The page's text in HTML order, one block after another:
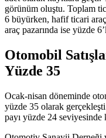
görünüm oluştu. Toplam
6 büyürken, hafif ticari
araç pazarında ise yüzde
Otomobil
Yüzde 35
Ocak-nisan döneminde
yüzde 35 olarak
payı yüzde 24 seviyesinde